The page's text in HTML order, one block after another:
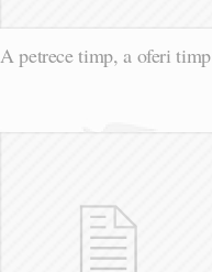
A petrece timp, a oferi timp